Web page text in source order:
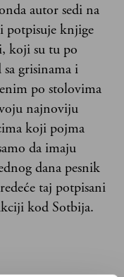
autor sedi na
potpisuje knjige
koji su tu po
grisinama i
po stolovima
najnoviju
koji pojma
da imaju
dana pesnik
taj potpisani
kod Sotbija.